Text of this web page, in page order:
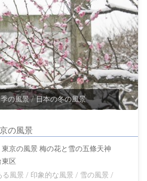
の風景 / 日本の冬の風景
の風景
京の風景 梅の花と雪の五條天神
区
る風景 / 印象的な風景 / 雪の風景 /